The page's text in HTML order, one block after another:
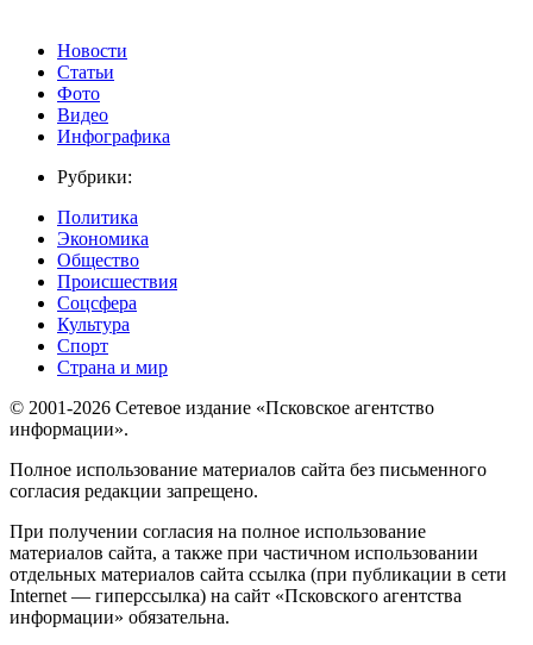
Новости
Статьи
Фото
Видео
Инфографика
Рубрики:
Политика
Экономика
Общество
Происшествия
Соцсфера
Культура
Спорт
Страна и мир
© 2001-2026 Сетевое издание «Псковское агентство
информации».
Полное использование материалов сайта без письменного
согласия редакции запрещено.
При получении согласия на полное использование
материалов сайта, а также при частичном использовании
отдельных материалов сайта ссылка (при публикации в сети
Internet — гиперссылка) на сайт «Псковского агентства
информации» обязательна.